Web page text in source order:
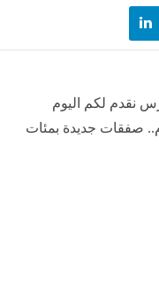
نقدم لكم اليوم
صفقات جديدة بمئات